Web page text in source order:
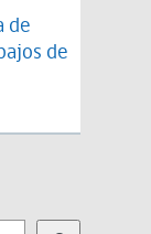
de
de